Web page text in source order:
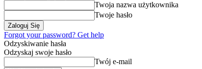
Twoja nazwa użytkownika
Twoje hasło
Forgot your password? Get help
Odzyskiwanie hasła
Odzyskaj swoje hasło
Twój e-mail